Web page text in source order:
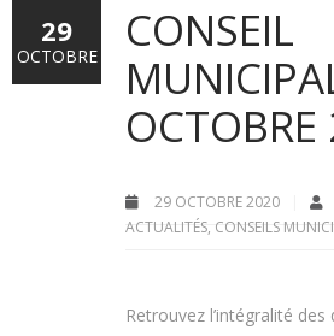
CONSEIL
29 OCTOBRE 2020
ACTUALITÉS, CONSEILS
Retrouvez l’intégralité
29
OCTOBRE